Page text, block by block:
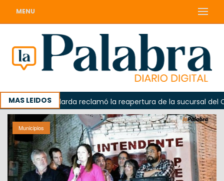
MENU
MAS LEIDOSOdarda reclamó la reapertura de la sucursal del
Municipios